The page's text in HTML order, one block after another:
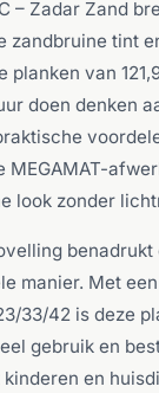
– Zadar Zand
zandbruine tint
planken van
doen denken
MEGAMAT-
look zonder
benadrukt
manier. Met
33/42 is deze
gebruik en
en